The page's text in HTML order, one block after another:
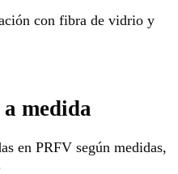
con fibra de vidrio y
medida
en PRFV según medidas,